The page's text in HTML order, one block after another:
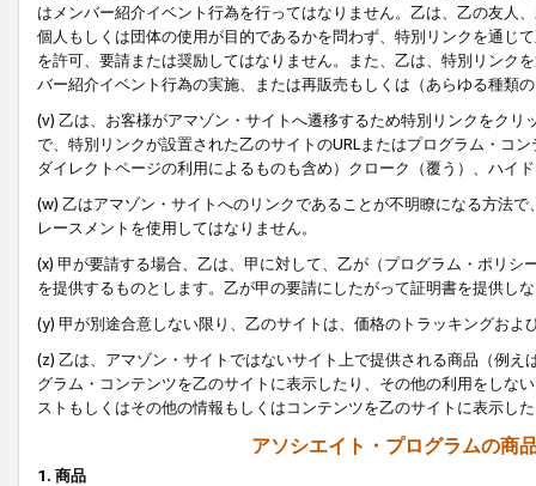
はメンバー紹介イベント行為を行ってはなりません。乙は、乙の友人
個人もしくは団体の使用が目的であるかを問わず、特別リンクを通じ
を許可、要請または奨励してはなりません。また、乙は、特別リンク
バー紹介イベント行為の実施、または再販売もしくは（あらゆる種類
(v) 乙は、お客様がアマゾン・サイトへ遷移するため特別リンクをク
で、特別リンクが設置された乙のサイトのURLまたはプログラム・コ
ダイレクトページの利用によるものも含め）クローク（覆う）、ハイ
(w) 乙はアマゾン・サイトへのリンクであることが不明瞭になる方法
レースメントを使用してはなりません。
(x) 甲が要請する場合、乙は、甲に対して、乙が（プログラム・ポリ
を提供するものとします。乙が甲の要請にしたがって証明書を提供し
(y) 甲が別途合意しない限り、乙のサイトは、価格のトラッキングお
(z) 乙は、アマゾン・サイトではないサイト上で提供される商品（例
グラム・コンテンツを乙のサイトに表示したり、その他の利用をしな
ストもしくはその他の情報もしくはコンテンツを乙のサイトに表示し
アソシエイト・プログラムの商
1. 商品